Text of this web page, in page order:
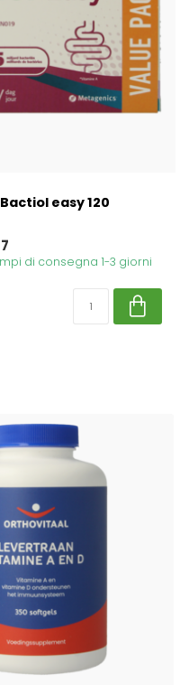
easy 120
di consegna 1-3 giorni